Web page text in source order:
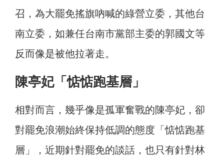
召，為大罷免搖旗吶喊的綠營立委，其他台
南立委，如兼任台南市黨部主委的郭國文等
反而像是被他拉著走。
陳亭妃「惦惦跑基層」
相對而言，幾乎像是孤軍奮戰的陳亭妃，卻
對罷免浪潮始終保持低調的態度「惦惦跑基
層」，近期針對罷免的談話，也只有針對林